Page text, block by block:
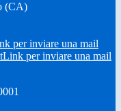
(CA)
per inviare una mail
Link per inviare una mail